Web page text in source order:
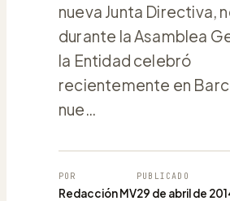
nueva Junta Directiva,
durante la Asamblea
la Entidad celebró
recientemente en
nue…
POR
Redacción MV
PUBLICADO
29 de abril de